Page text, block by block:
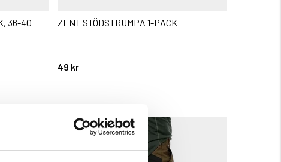
36-40 ZENT STÖDSTRUMPA 1-PACK
49 kr